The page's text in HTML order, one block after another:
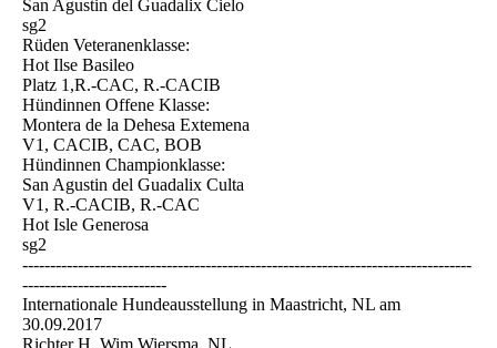
San Agustin del Guadalix Cielo
sg2
Rüden Veteranenklasse:
Hot Ilse Basileo
Platz 1,R.-CAC, R.-CACIB
Hündinnen Offene Klasse:
Montera de la Dehesa Extemena
V1, CACIB, CAC, BOB
Hündinnen Championklasse:
San Agustin del Guadalix Culta
V1, R.-CACIB, R.-CAC
Hot Isle Generosa
sg2
---------------------------------------------------------------------------------
--------------------------
Internationale Hundeausstellung in Maastricht, NL am
30.09.2017